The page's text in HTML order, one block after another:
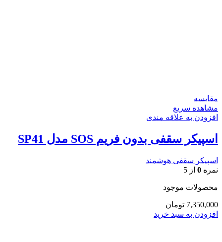
مقایسه
مشاهده سریع
افزودن به علاقه مندی
اسپیکر سقفی بدون فریم SOS مدل SP41
اسپیکر سقفی هوشمند
نمره 0 از 5
محصولات موجود
7,350,000 تومان
افزودن به سبد خرید